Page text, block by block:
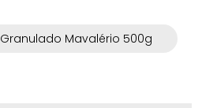
Granulado Mavalério 500g